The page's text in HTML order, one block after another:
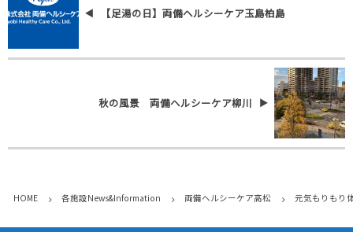
【足湯の日】両備ヘルシーケア玉島柏島
秋の風景 両備ヘルシーケア柳川
HOME 各施設News&Information 両備ヘルシーケア高松 元気もりもり